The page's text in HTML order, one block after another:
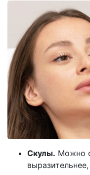
Скулы. Можно